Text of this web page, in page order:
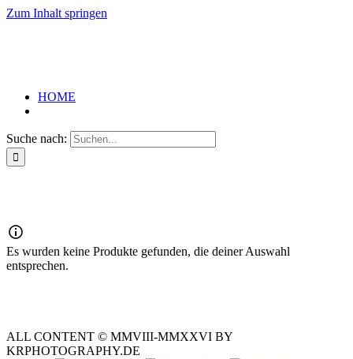
Zum Inhalt springen
HOME
Suche nach:
Es wurden keine Produkte gefunden, die deiner Auswahl
entsprechen.
ALL CONTENT © MMVIII-MMXXVI BY
KRPHOTOGRAPHY.DE